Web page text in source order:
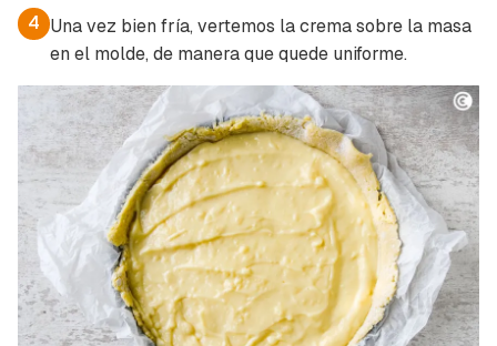
4 Una vez bien fría, vertemos la crema sobre la masa
en el molde, de manera que quede uniforme.